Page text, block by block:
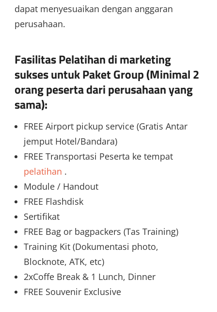
dapat menyesuaikan dengan anggaran
perusahaan.
Fasilitas Pelatihan dimarketing
suksesuntuk Paket Group (Minimal 2
orang peserta dari perusahaan yang
sama):
FREE Airport pickup service (Gratis Antar
jemput Hotel/Bandara)
FREE Transportasi Peserta ke tempat
pelatihan .
Module / Handout
FREE Flashdisk
Sertifikat
FREE Bag or bagpackers (Tas Training)
Training Kit (Dokumentasi photo,
Blocknote, ATK, etc)
2xCoffe Break & 1 Lunch, Dinner
FREE Souvenir Exclusive